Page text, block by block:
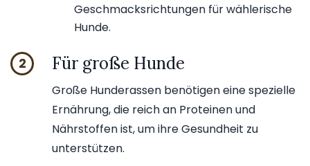
Geschmacksrichtungen für wählerische
Hunde.
2 Für große Hunde
Große Hunderassen benötigen eine spezielle
Ernährung, die reich an Proteinen und
Nährstoffen ist, um ihre Gesundheit zu
unterstützen.